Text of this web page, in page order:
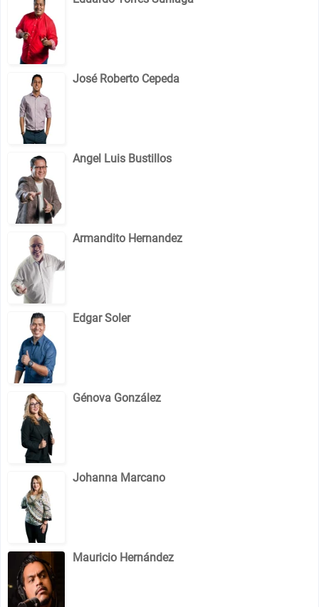
José Roberto Cepeda
Angel Luis Bustillos
Armandito Hernandez
Edgar Soler
Génova González
Johanna Marcano
Mauricio Hernández